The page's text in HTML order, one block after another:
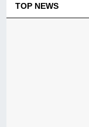
TOP NEWS